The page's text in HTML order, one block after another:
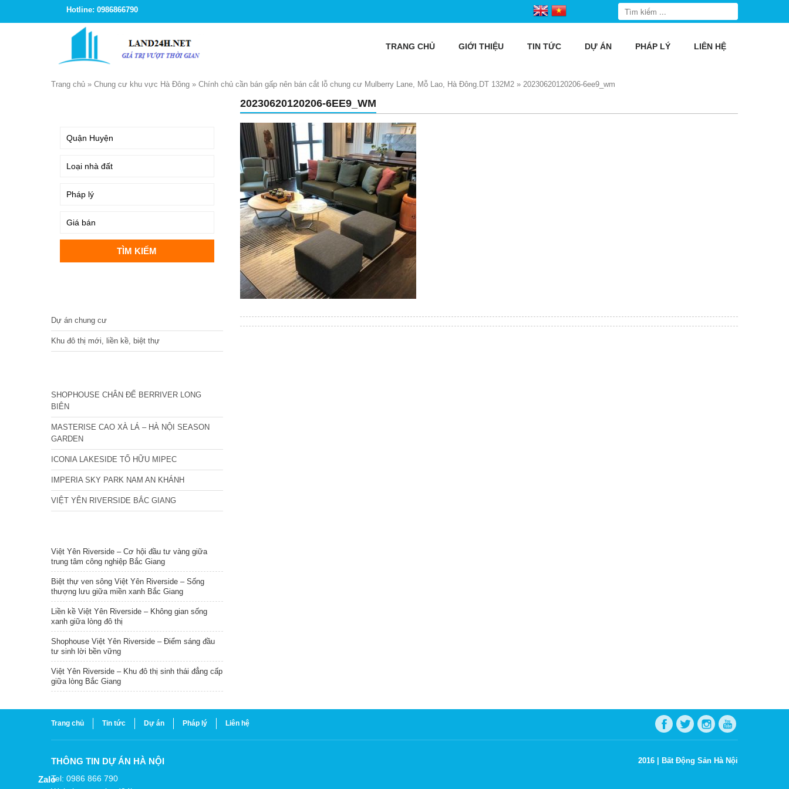
Hotline: 0986866790
TRANG CHỦ GIỚI THIỆU TIN TỨC DỰ ÁN PHÁP LÝ LIÊN HỆ
Trang chủ » Chung cư khu vực Hà Đông » Chính chủ cần bán gấp nên bán cắt lỗ chung cư Mulberry Lane, Mỗ Lao, Hà Đông.DT 132M2 » 20230620120206-6ee9_wm
20230620120206-6EE9_WM
Dự án chung cư
Khu đô thị mới, liền kề, biệt thự
SHOPHOUSE CHÂN ĐẾ BERRIVER LONG
BIÊN
MASTERISE CAO XÀ LÁ – HÀ NỘI SEASON
GARDEN
ICONIA LAKESIDE TỐ HỮU MIPEC
IMPERIA SKY PARK NAM AN KHÁNH
VIỆT YÊN RIVERSIDE BẮC GIANG
Việt Yên Riverside – Cơ hội đầu tư vàng giữa
trung tâm công nghiệp Bắc Giang
Biệt thự ven sông Việt Yên Riverside – Sống
thượng lưu giữa miền xanh Bắc Giang
Liền kề Việt Yên Riverside – Không gian sống
xanh giữa lòng đô thị
Shophouse Việt Yên Riverside – Điểm sáng đầu
tư sinh lời bền vững
Việt Yên Riverside – Khu đô thị sinh thái đẳng cấp
giữa lòng Bắc Giang
Trang chủ Tin tức Dự án Pháp lý Liên hệ
THÔNG TIN DỰ ÁN HÀ NỘI
Tel: 0986 866 790
2016 | Bất Động Sản Hà Nội
Zalo